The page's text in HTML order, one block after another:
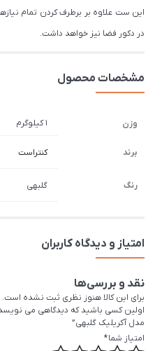
این ست علاوه بر برطرف کردن تمام
در دکور فضا نیز خواهد داشت.
مشخصات محصول
وزن 1 کیلوگرم
برند کنتراست
رنگ گلبهی
امتیاز و دیدگاه کاربران
نقد و بررسی‌ها
برای این کالا هنوز نظری ثبت نشده است.
مدل آکریلیک گلبهی”
امتیاز شما*